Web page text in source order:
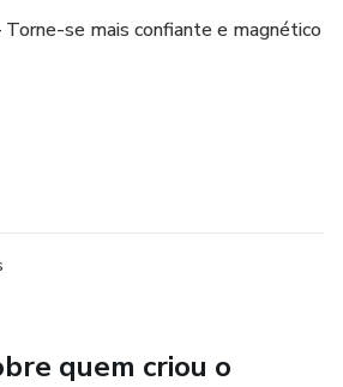
Torne-se mais confiante e magnético
– Métodos testados para se
– Aprenda a falar de forma
quem criou o